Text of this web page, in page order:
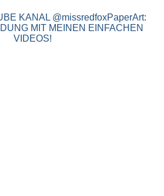
KANAL @missredfoxPaperArt:
MIT MEINEN EINFACHEN
VIDEOS!